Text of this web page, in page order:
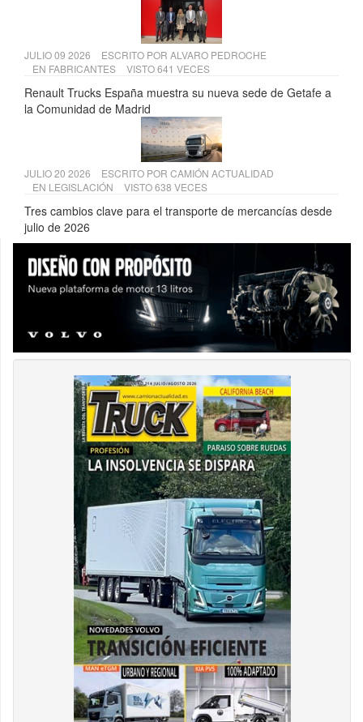
JULIO 09 2026 ESCRITO POR ALVARO PEDROCHE
EN FABRICANTES VISTO 641 VECES
Renault Trucks España muestra su nueva sede de Getafe a
la Comunidad de Madrid
JULIO 20 2026 ESCRITO POR CAMIÓN ACTUALIDAD
EN LEGISLACIÓN VISTO 638 VECES
Tres cambios clave para el transporte de mercancías desde
julio de 2026